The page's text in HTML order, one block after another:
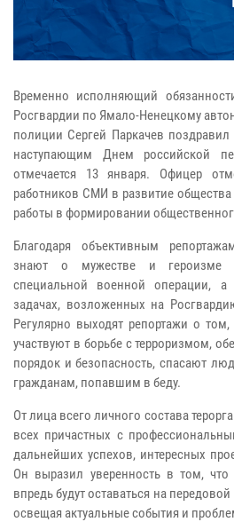
Временно исполняющий
Росгвардии по Ямало-Ненецкому
полиции Сергей Паркачев
наступающим Днем российской
отмечается 13 января. Офицер
работников СМИ в развитие
работы в формировании
Благодаря объективным
знают о мужестве и героизме
специальной военной операции, а
задачах, возложенных на
Регулярно выходят репортажи о
участвуют в борьбе с терроризмом,
порядок и безопасность, спасают
гражданам, попавшим в беду.
От лица всего личного состава
всех причастных с
дальнейших успехов, интересных
Он выразил уверенность в том,
впредь будут оставаться на
освещая актуальные события и